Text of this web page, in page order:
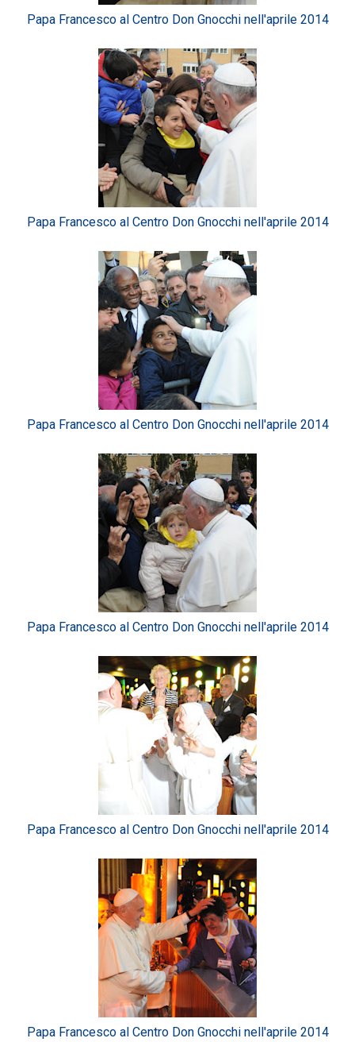
Papa Francesco al Centro Don Gnocchi nell'aprile 2014
Papa Francesco al Centro Don Gnocchi nell'aprile 2014
Papa Francesco al Centro Don Gnocchi nell'aprile 2014
Papa Francesco al Centro Don Gnocchi nell'aprile 2014
Papa Francesco al Centro Don Gnocchi nell'aprile 2014
Papa Francesco al Centro Don Gnocchi nell'aprile 2014